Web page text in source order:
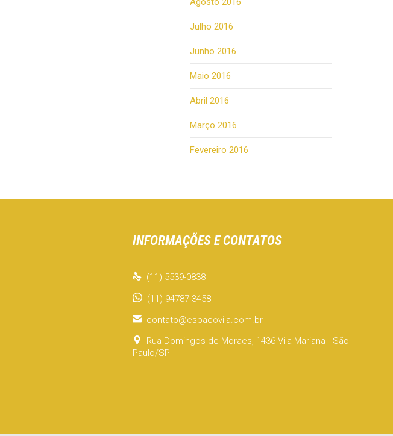
Julho 2016
Junho 2016
Maio 2016
Abril 2016
Março 2016
Fevereiro 2016
INFORMAÇÕES E CONTATOS
 (11) 5539-0838
(11) 94787-3458
 contato@espacovila.com.br

Rua Domingos de Moraes, 1436 Vila Mariana - São
Paulo/SP